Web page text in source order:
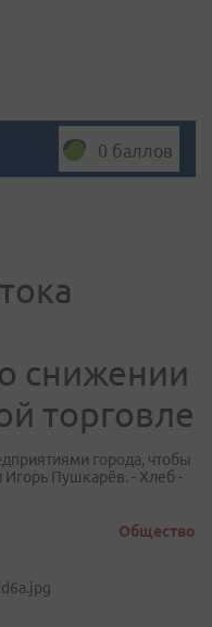
0 баллов
снижении
торговле
города, чтобы
Игорь Пушкарёв. - Хлеб -
Общество